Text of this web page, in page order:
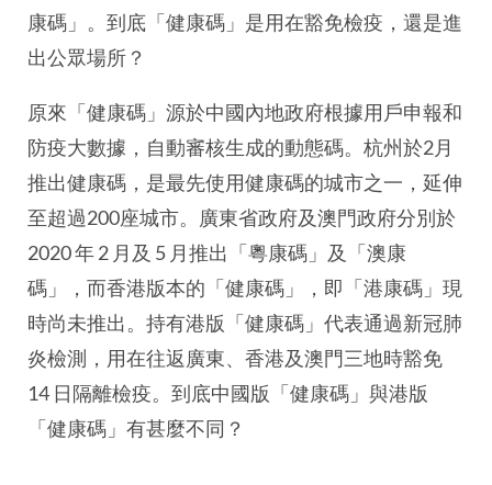
康碼」。到底「健康碼」是用在豁免檢疫，還是進
出公眾場所？
原來「健康碼」源於中國內地政府根據用戶申報和
防疫大數據，自動審核生成的動態碼。杭州於2月
推出健康碼，是最先使用健康碼的城市之一，延伸
至超過200座城市。廣東省政府及澳門政府分別於
2020 年 2 月及 5 月推出「粵康碼」及「澳康
碼」，而香港版本的「健康碼」，即「港康碼」現
時尚未推出。持有港版「健康碼」代表通過新冠肺
炎檢測，用在往返廣東、香港及澳門三地時豁免
14 日隔離檢疫。到底中國版「健康碼」與港版
「健康碼」有甚麼不同？